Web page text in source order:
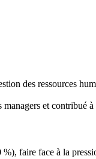
des ressources
et contribué
faire face à la